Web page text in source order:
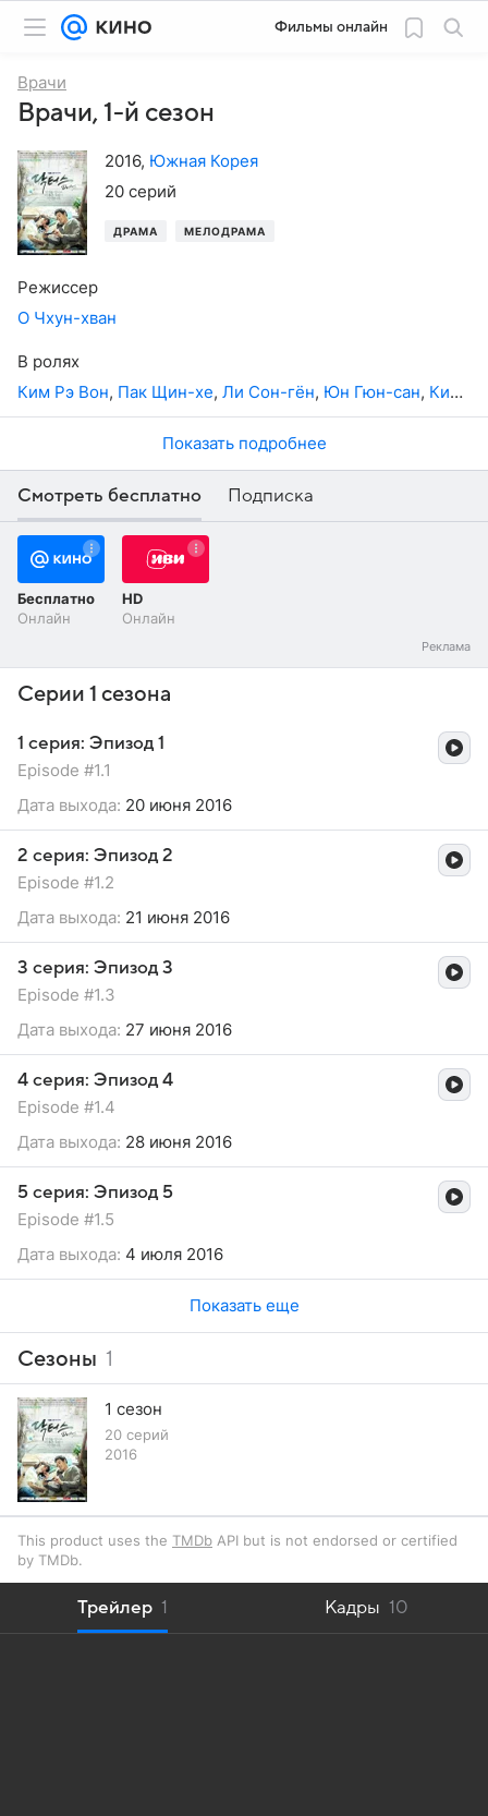
Фильмы онлайн
Врачи
Врачи, 1-й сезон
2016, Южная Корея
20 серий
ДРАМА МЕЛОДРАМА
Режиссер
О Чхун-хван
В ролях
Ким Рэ Вон, Пак Щин-хе, Ли Сон-гён, Юн Гюн-сан, Ким Ен Э
Показать подробнее
Смотреть бесплатно Подписка
Бесплатно
Онлайн
HD
Онлайн
Серии 1 сезона
1 серия: Эпизод 1
Episode #1.1
Дата выхода: 20 июня 2016
2 серия: Эпизод 2
Episode #1.2
Дата выхода: 21 июня 2016
3 серия: Эпизод 3
Episode #1.3
Дата выхода: 27 июня 2016
4 серия: Эпизод 4
Episode #1.4
Дата выхода: 28 июня 2016
5 серия: Эпизод 5
Episode #1.5
Дата выхода: 4 июля 2016
Показать еще
Сезоны 1
1 сезон
20 серий
2016
This product uses the TMDb API but is not endorsed or certified
by TMDb.
Трейлер 1 Кадры 10